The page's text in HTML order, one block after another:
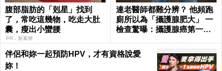
腹部脂肪的「剋星」找到
了，常吃這幾物，吃走大肚
囊，瘦出小蠻腰
PR．新素簡
連老醫師都難分辨？ 他頻跑
廁所以為「攝護腺肥大」 一
檢查驚曝：攝護腺癌第一期
伴侶和妳一起預防HPV，才有資格說愛
妳！